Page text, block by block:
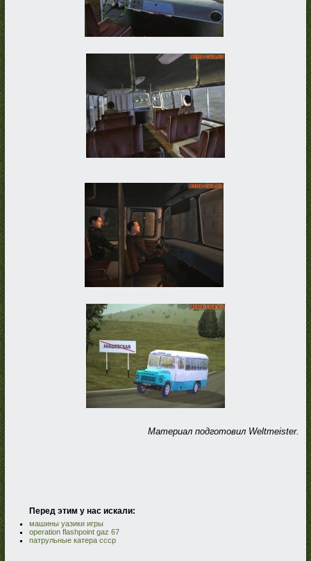
Материал подготовил Weltmeister.
Перед этим у нас искали:
машины уазики игры
operation flashpoint gaz 67
патрульные катера ссср